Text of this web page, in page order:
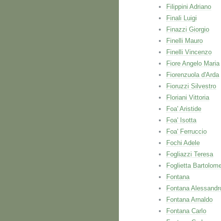
Filippini Adriano
Finali Luigi
Finazzi Giorgio
Finelli Mauro
Finelli Vincenzo
Fiore Angelo Maria
Fiorenzuola d'Arda
Fioruzzi Silvestro
Floriani Vittoria
Foa' Aristide
Foa' Isotta
Foa' Ferruccio
Fochi Adele
Fogliazzi Teresa
Foglietta
Fontana
Fontana
Fontana Arnaldo
Fontana Carlo